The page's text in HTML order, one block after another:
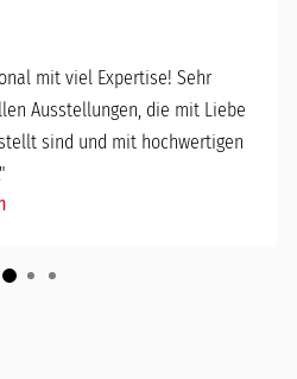
mit viel Expertise! Sehr
Ausstellungen, die mit Liebe
sind und mit hochwertigen